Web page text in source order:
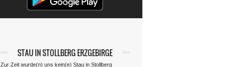
STAU IN STOLLBERG ERZGEBIRGE
Zur Zeit wurde(n) uns kein(e) Stau in Stollberg